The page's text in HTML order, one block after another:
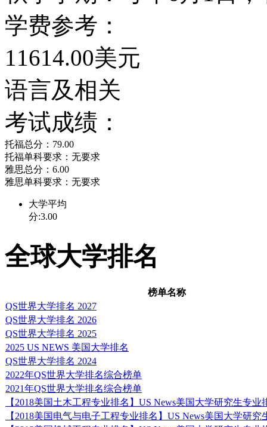
学费参考：
11614.00美元
语言及相关
考试成绩：
托福总分：79.00
托福单科要求：无要求
雅思总分：6.00
雅思单科要求：无要求
大学平均
分:3.00
全球大学排名
榜单名称
QS世界大学排名 2027
QS世界大学排名 2026
QS世界大学排名 2025
2025 US NEWS 美国大学排名
QS世界大学排名 2024
2022年QS世界大学排名综合榜单
2021年QS世界大学排名综合榜单
【2018美国土木工程专业排名】US News美国大学研究生专业
【2018美国电气与电子工程专业排名】US News美国大学研究